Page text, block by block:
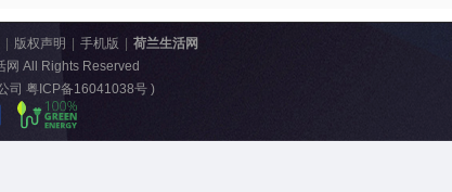
版权声明 手机版
荷兰生活网
网 All Rights Reserved
司 粤ICP备16041038号)